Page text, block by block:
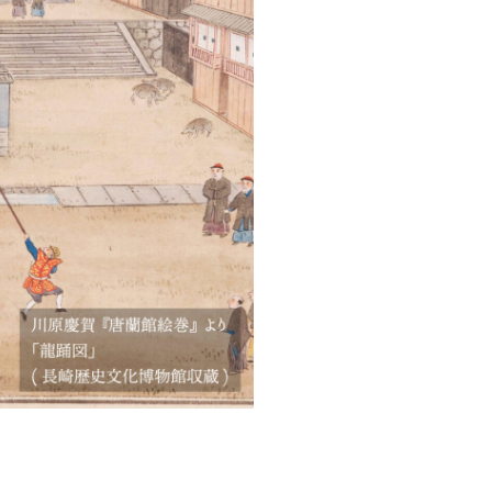
だ
さ
い。